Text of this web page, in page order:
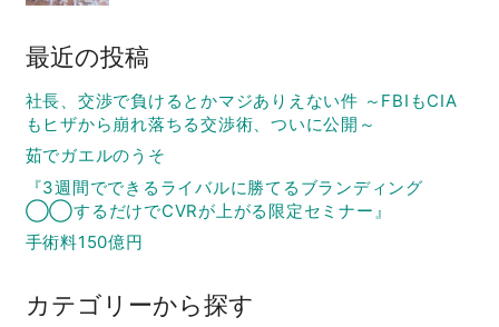
最近の投稿
社長、交渉で負けるとかマジありえない件 ～FBIもCIA
もヒザから崩れ落ちる交渉術、ついに公開～
茹でガエルのうそ
『3週間でできるライバルに勝てるブランディング
◯◯するだけでCVRが上がる限定セミナー』
手術料150億円
カテゴリーから探す